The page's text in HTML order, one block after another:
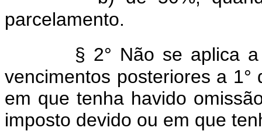
parcelamento.
§ 2° Não se aplica
vencimentos posteriores a
em que tenha havido
imposto devido ou em que